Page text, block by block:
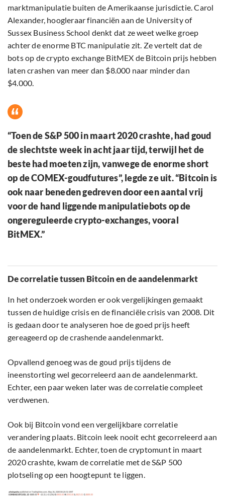
marktmanipulatie buiten de Amerikaanse jurisdictie. Carol
Alexander, hoogleraar financiën aan de University of
Sussex Business School denkt dat ze weet welke groep
achter de enorme BTC manipulatie zit. Ze vertelt dat de
bots op de crypto exchange BitMEX de Bitcoin prijs hebben
laten crashen van meer dan $8.000 naar minder dan
$4.000.
“Toen de S&P 500 in maart 2020 crashte, had goud
de slechtste week in acht jaar tijd, terwijl het de
beste had moeten zijn, vanwege de enorme short
op de COMEX-goudfutures”, legde ze uit. “Bitcoin is
ook naar beneden gedreven door een aantal vrij
voor de hand liggende manipulatiebots op de
ongereguleerde crypto-exchanges, vooral
BitMEX.”
De correlatie tussen Bitcoin en de aandelenmarkt
In het onderzoek worden er ook vergelijkingen gemaakt
tussen de huidige crisis en de financiële crisis van 2008. Dit
is gedaan door te analyseren hoe de goed prijs heeft
gereageerd op de crashende aandelenmarkt.
Opvallend genoeg was de goud prijs tijdens de
ineenstorting wel gecorreleerd aan de aandelenmarkt.
Echter, een paar weken later was de correlatie compleet
verdwenen.
Ook bij Bitcoin vond een vergelijkbare correlatie
verandering plaats. Bitcoin leek nooit echt gecorreleerd aan
de aandelenmarkt. Echter, toen de cryptomunt in maart
2020 crashte, kwam de correlatie met de S&P 500
plotseling op een hoogtepunt te liggen.